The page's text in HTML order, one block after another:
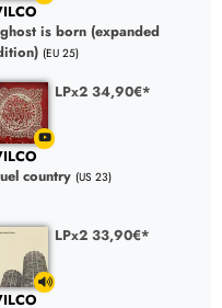
is born (expanded
(EU 25)
LPx2 34,90€*
country (US 23)
LPx2 33,90€*